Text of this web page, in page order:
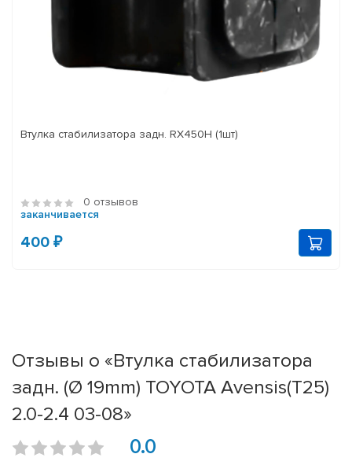
Втулка стабилизатора задн. RX450H (1шт)
0 отзывов
заканчивается
400 ₽
Отзывы о «Втулка стабилизатора
задн. (Ø 19mm) TOYOTA Avensis(T25)
2.0-2.4 03-08»
0.0